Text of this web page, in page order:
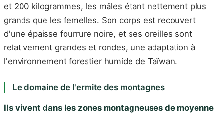
et 200 kilogrammes, les mâles étant nettement plus
grands que les femelles. Son corps est recouvert
d'une épaisse fourrure noire, et ses oreilles sont
relativement grandes et rondes, une adaptation à
l'environnement forestier humide de Taïwan.
Le domaine de l'ermite des montagnes
Ils vivent dans les zones montagneuses de moyenne